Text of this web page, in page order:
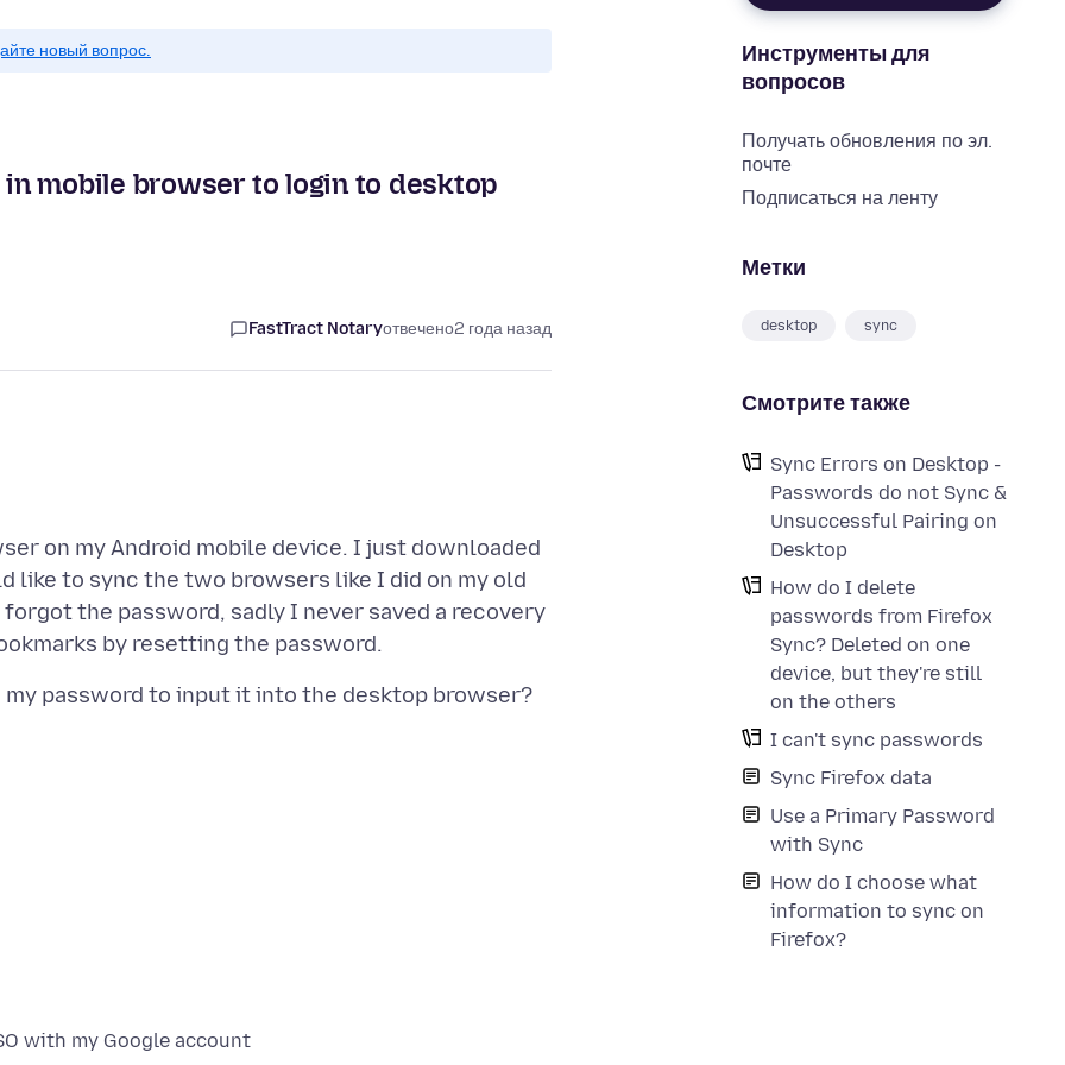
Инструменты для
вопросов
Получать обновления по эл.
почте
Подписаться на ленту
Метки
desktop sync
Смотрите также
Sync Errors on Desktop -
Passwords do not Sync &
Unsuccessful Pairing on
Desktop
How do I delete
passwords from Firefox
Sync? Deleted on one
device, but they're still
on the others
I can't sync passwords
Sync Firefox data
Use a Primary Password
with Sync
How do I choose what
information to sync on
Firefox?
новый вопрос.
mobile browser to login to desktop
FastTract Notaryотвечено2 года назад
on my Android mobile device. I just downloaded
like to sync the two browsers like I did on my old
the password, sadly I never saved a recovery
password to input it into the desktop browser?